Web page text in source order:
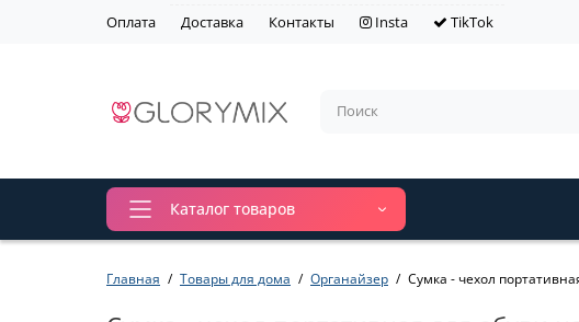
Оплата Доставка Контакты Insta TikTok
Каталог товаров
Главная Товары для дома Органайзер Сумка - чехол